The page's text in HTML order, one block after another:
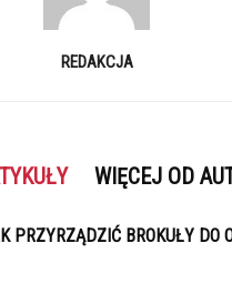
REDAKCJA
WIĘCEJ OD
PRZYRZĄDZIĆ BROKUŁY DO